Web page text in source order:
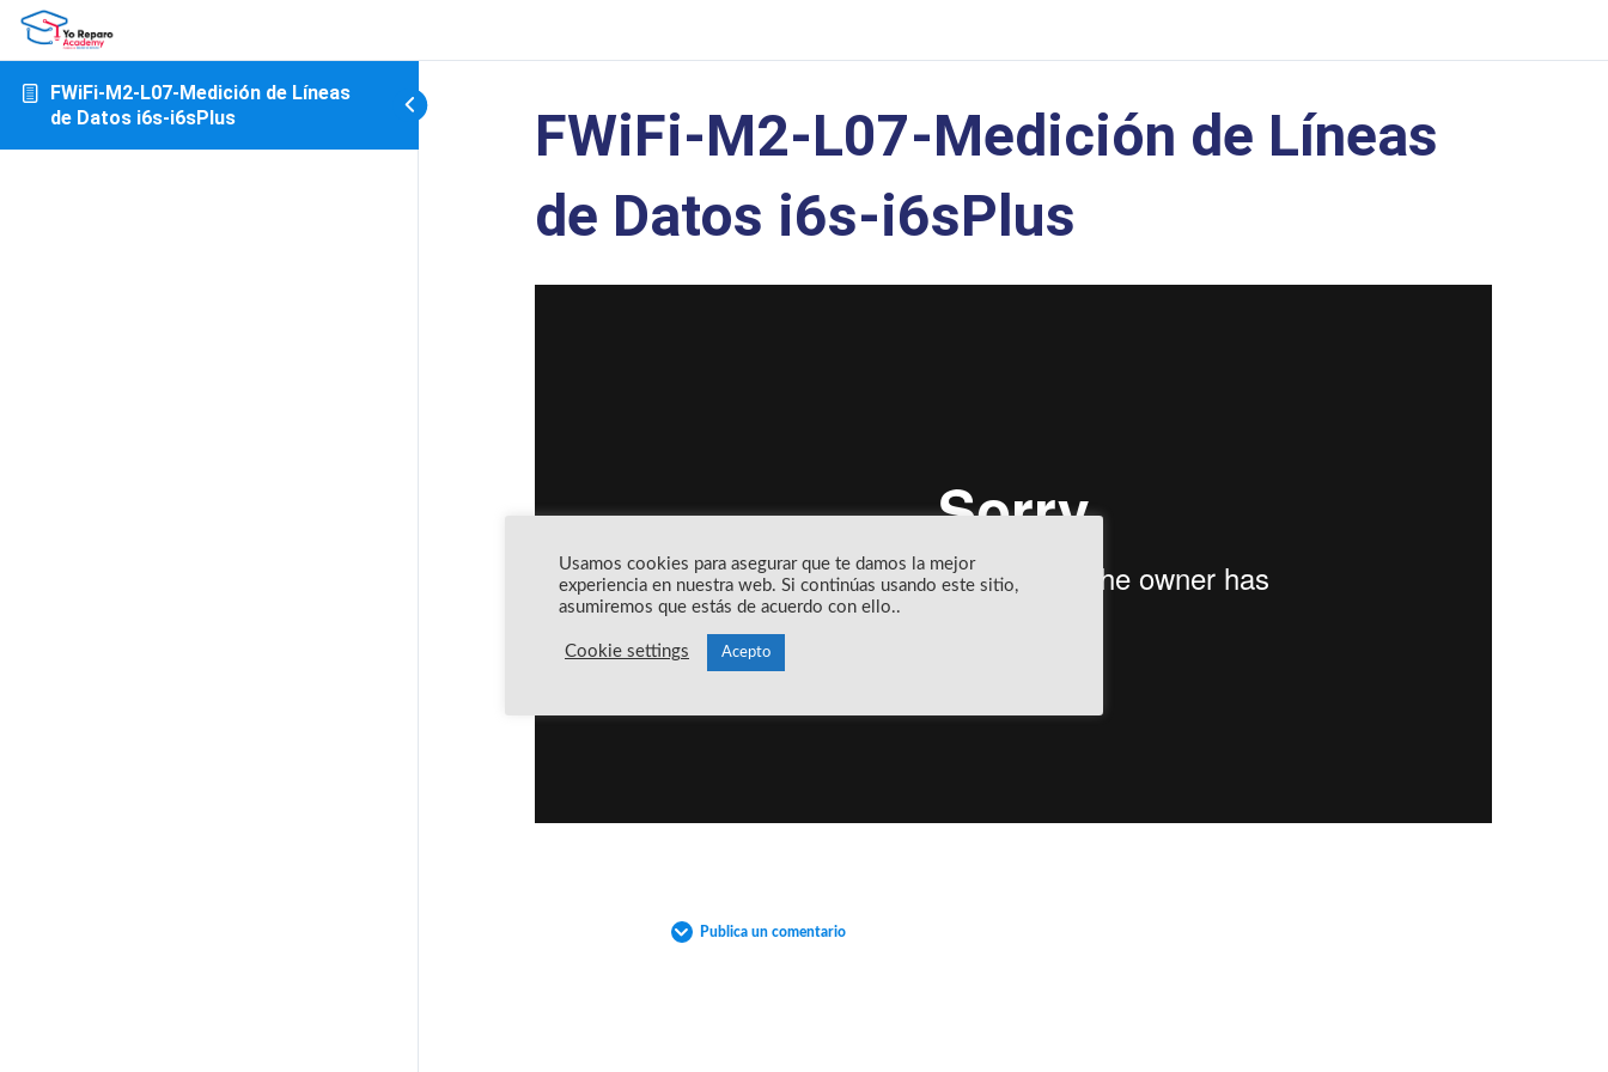
FWiFi-M2-L07-Medición de Líneas
de Datos i6s-i6sPlus
FWiFi-M2-L07-Medición de Líneas
de Datos i6s-i6sPlus
Publica un comentario
Usamos cookies para asegurar que te damos la mejor
experiencia en nuestra web. Si continúas usando este sitio,
asumiremos que estás de acuerdo con ello..
Cookie settings Acepto